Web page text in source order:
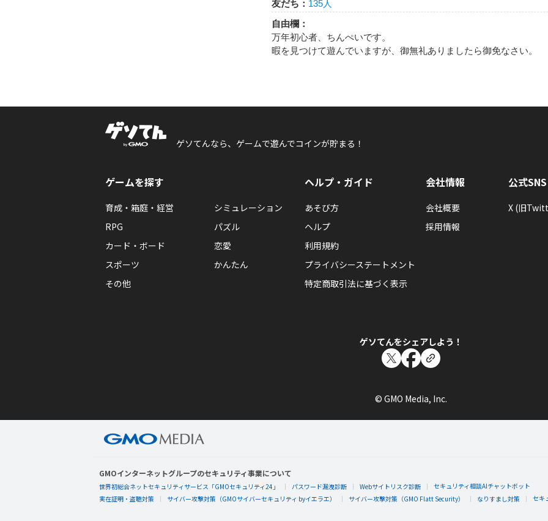
友だち： 135人
自由欄：
万年初心者、ちんぺいです。
暇を見つけて遊んでいますが、御無礼ありましたら御免なさい。
ゲソてんなら、ゲームで遊んでコインが貯まる！
ゲームを探す
育成・箱庭・経営
シミュレーション
RPG
パズル
カード・ボード
恋愛
スポーツ
かんたん
その他
ヘルプ・ガイド
あそび方
ヘルプ
利用規約
プライバシーステートメント
特定商取引法に基づく表示
会社情報
会社概要
採用情報
公式SNS
X (旧
ゲソてんをシェアしよう！
© GMO Media, Inc.
GMOインターネットグループのセキュリティ事業について
世界初総合ネットセキュリティサービス「GMOセキュリティ24」 パスワード漏洩診断 Webサイトリスク診断
セキュリティ相談AIチャットボット
実在証明・盗聴対策
サイバー攻撃対策（GMOサイバーセキュリティ byイエラエ） サイバー攻撃対策（GMO Flatt Security） なりすまし対策 セキ